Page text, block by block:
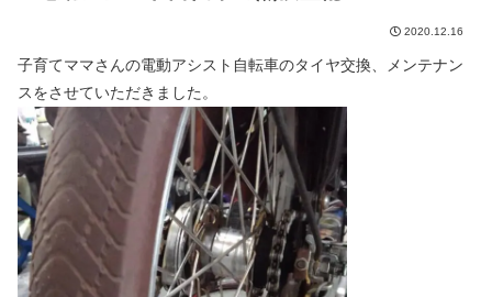
2020.12.16
子育てママさんの電動アシスト自転車のタイヤ交換、メンテナン
スをさせていただきました。